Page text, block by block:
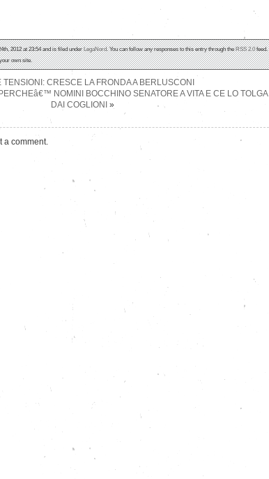
2012 at 23:54 and is filed underLegaNord. You can follow any responses to this entry through theRSS 2.0feed.
own site.
CRESCE LA FRONDA A BERLUSCONI
NOMINI BOCCHINO SENATORE A VITA E CE LO TOLGA
DAI COGLIONI »
a comment.